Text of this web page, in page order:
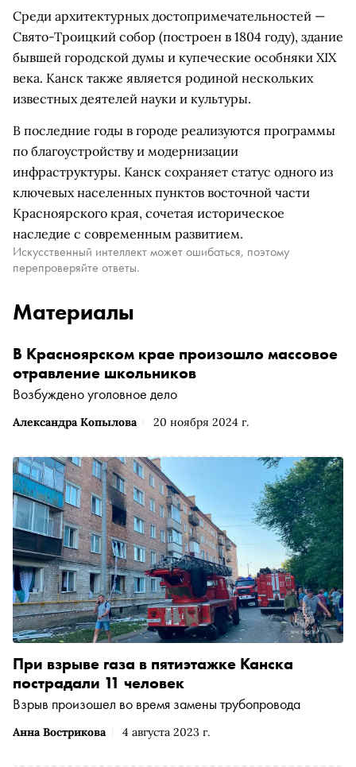
Среди архитектурных достопримечательностей —
Свято-Троицкий собор (построен в 1804 году), здание
бывшей городской думы и купеческие особняки XIX
века. Канск также является родиной нескольких
известных деятелей науки и культуры.
В последние годы в городе реализуются программы
по благоустройству и модернизации
инфраструктуры. Канск сохраняет статус одного из
ключевых населенных пунктов восточной части
Красноярского края, сочетая историческое
наследие с современным развитием.
Искусственный интеллект может ошибаться, поэтому
перепроверяйте ответы.
Материалы
Александра Копылова 20 ноября 2024 г.
В Красноярском крае произошло массовое
отравление школьников
Возбуждено уголовное дело
Анна Вострикова 4 августа 2023 г.
При взрыве газа в пятиэтажке Канска
пострадали 11 человек
Взрыв произошел во время замены трубопровода